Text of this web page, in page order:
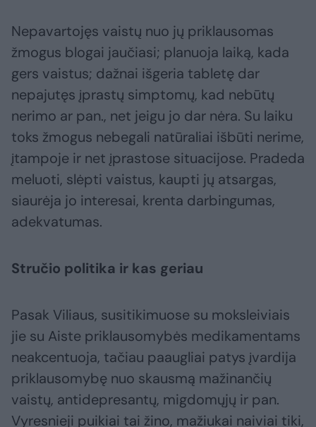
Nepavartojęs vaistų nuo jų priklausomas
žmogus blogai jaučiasi; planuoja laiką, kada
gers vaistus; dažnai išgeria tabletę dar
nepajutęs įprastų simptomų, kad nebūtų
nerimo ar pan., net jeigu jo dar nėra. Su laiku
toks žmogus nebegali natūraliai išbūti nerime,
įtampoje ir net įprastose situacijose. Pradeda
meluoti, slėpti vaistus, kaupti jų atsargas,
siaurėja jo interesai, krenta darbingumas,
adekvatumas.
Stručio politika ir kas geriau
Pasak Viliaus, susitikimuose su moksleiviais
jie su Aiste priklausomybės medikamentams
neakcentuoja, tačiau paaugliai patys įvardija
priklausomybę nuo skausmą mažinančių
vaistų, antidepresantų, migdomųjų ir pan.
Vyresnieji puikiai tai žino, mažiukai naiviai tiki,